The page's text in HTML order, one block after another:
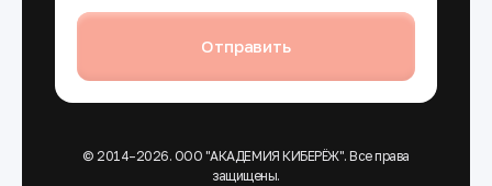
Отправить
© 2014–2026. ООО "АКАДЕМИЯ КИБЕРЁЖ". Все права
защищены.